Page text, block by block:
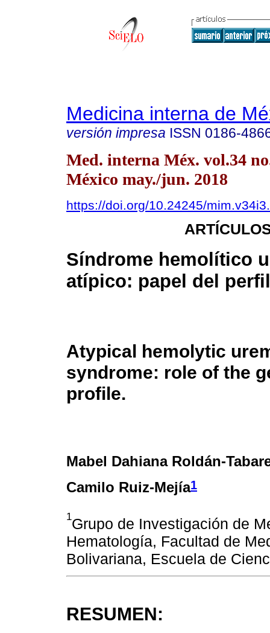
Medicina interna de
versión impresa ISSN 0186-
Med. interna Méx. vol.34
México may./jun. 2018
https://doi.org/10.24245/
Síndrome hemolítico
atípico: papel del
Atypical hemolytic
syndrome: role of the
profile.
Mabel Dahiana Roldán-
Camilo Ruiz-Mejía1
1Grupo de Investigación de
Hematología, Facultad de
Bolivariana, Escuela de
RESUMEN: